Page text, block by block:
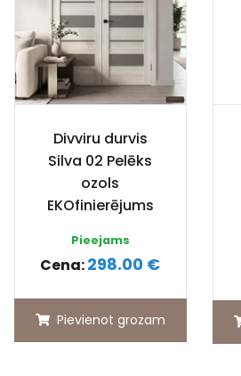
Divviru durvis
Silva 02 Pelēks
ozols
EKOfinierējums
Pieejams
Cena:298.00 €
Pievienot grozam